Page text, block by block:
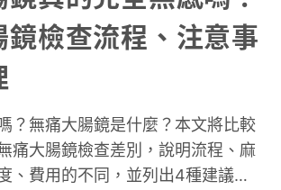
鏡檢查流程、注意事
？無痛大腸鏡是什麼？本文將比較
痛大腸鏡檢查差別，說明流程、麻
、費用的不同，並列出4種建議選